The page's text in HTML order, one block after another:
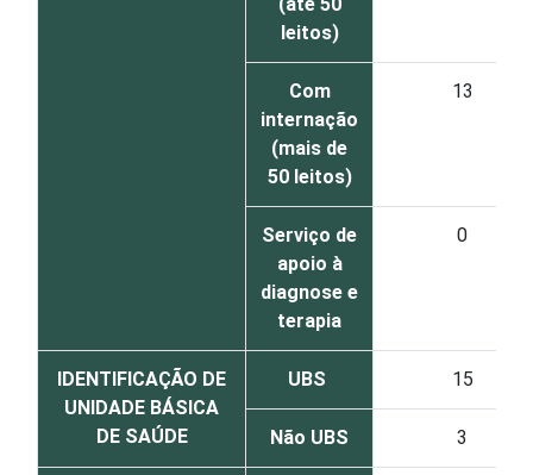
leitos)
Com
internação
(mais de
50 leitos)
13
Serviço de
apoio à
diagnose e
terapia
0
IDENTIFICAÇÃO DE
UNIDADE BÁSICA
DE SAÚDE
UBS 15
Não UBS 3